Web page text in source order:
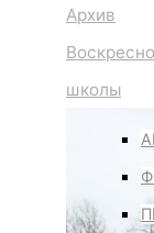
Архив
школы